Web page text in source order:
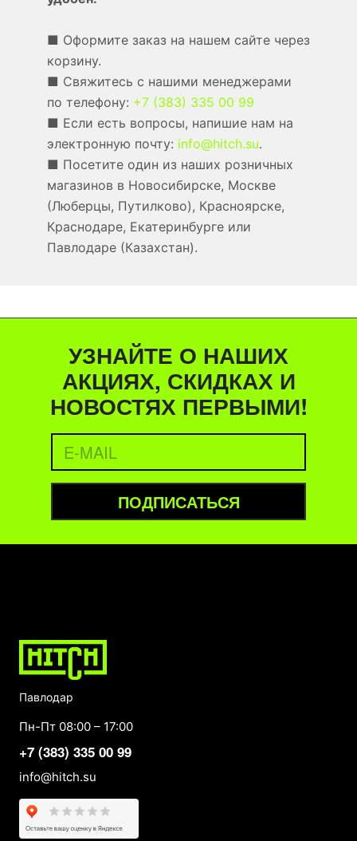
■ Оформите заказ на нашем сайте через
корзину.
■ Свяжитесь с нашими менеджерами
по телефону: +7 (383) 335 00 99
■ Если есть вопросы, напишие нам на
электронную почту: info@hitch.su.
■ Посетите один из наших розничных
магазинов в Новосибирске, Москве
(Люберцы, Путилково), Красноярске,
Краснодаре, Екатеринбурге или
Павлодаре (Казахстан).
УЗНАЙТЕ О НАШИХ
АКЦИЯХ, СКИДКАХ И
НОВОСТЯХ ПЕРВЫМИ!
ПОДПИСАТЬСЯ
Павлодар
Пн-Пт 08:00 – 17:00
+7 (383) 335 00 99
info@hitch.su